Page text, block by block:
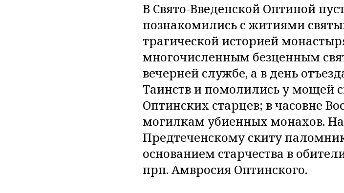
В Свято-Введенской Оптиной
познакомились с житиями
трагической историей
многочисленным безценным
вечерней службе, а в день
Таинств и помолились у мощей
Оптинских старцев; в часовне
могилкам убиенных монахов.
Предтеченскому скиту
основанием старчества в
прп. Амвросия Оптинского.